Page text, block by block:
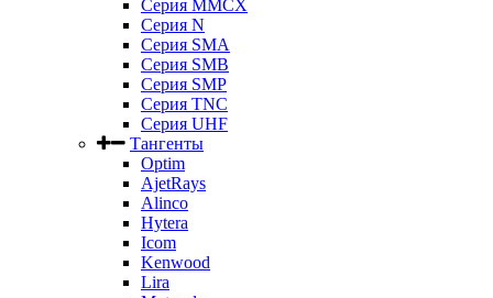
Серия MMCX
Серия N
Серия SMA
Серия SMB
Серия SMP
Серия TNC
Серия UHF
Тангенты
Optim
AjetRays
Alinco
Hytera
Icom
Kenwood
Lira